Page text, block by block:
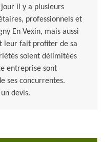
il y a plusieurs
professionnels et
En Vexin, mais aussi
leur fait profiter de sa
soient délimitées
entreprise sont
ses concurrentes.
devis.